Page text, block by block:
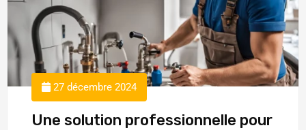
27 décembre 2024
Une solution professionnelle pour